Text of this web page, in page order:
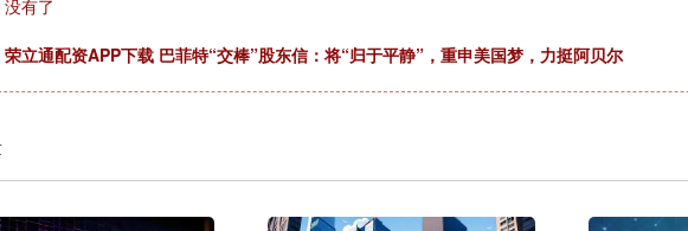
有了
荣立通配资APP下载 巴菲特“交棒”股东信：将“归于平静”，重申美国梦，力挺阿贝尔